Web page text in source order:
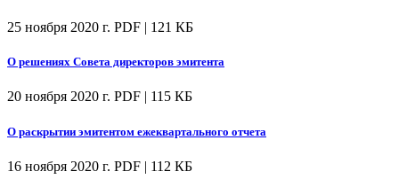
25 ноября 2020 г. PDF | 121 КБ
О решениях Совета директоров эмитента
20 ноября 2020 г. PDF | 115 КБ
О раскрытии эмитентом ежеквартального отчета
16 ноября 2020 г. PDF | 112 КБ